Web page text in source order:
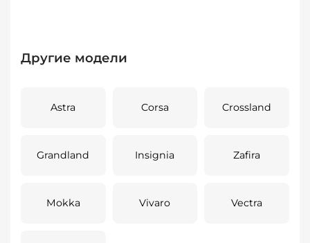
Другие модели
Astra Corsa Crossland
Grandland Insignia Zafira
Mokka Vivaro Vectra